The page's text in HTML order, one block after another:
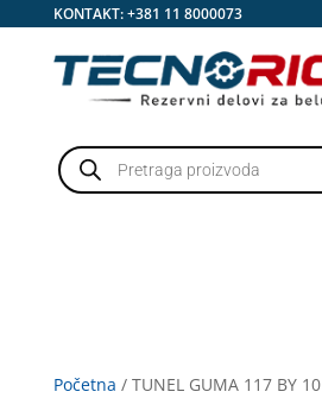
KONTAKT:+381 11 8000073
Products
search
Početna / TUNEL GUMA 117 BY 10